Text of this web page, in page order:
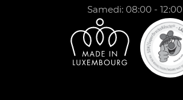
Samedi: 08:00 - 12:00